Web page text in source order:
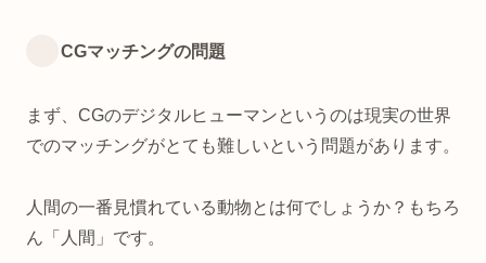
CGマッチングの問題
まず、CGのデジタルヒューマンというのは現実の世界
でのマッチングがとても難しいという問題があります。
人間の一番見慣れている動物とは何でしょうか？もちろ
ん「人間」です。